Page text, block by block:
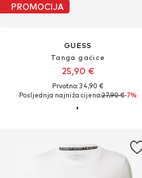
PROMOCIJA
GUESS
Tanga gaćice
25,90 €
Prvotno: 34,90 €
Posljednja najniža cijena:27,90 €-7%